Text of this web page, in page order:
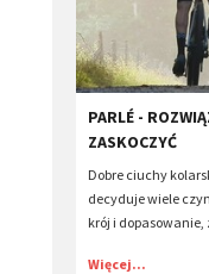
PARLÉ -
ZASKOCZYĆ
Dobre ciuchy
decyduje wiele
krój i dopasowanie,
Więcej...